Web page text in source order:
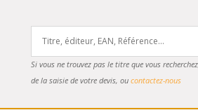
Si vous ne trouvez pas le titre que vous
de la saisie de votre devis, ou contactez-nous